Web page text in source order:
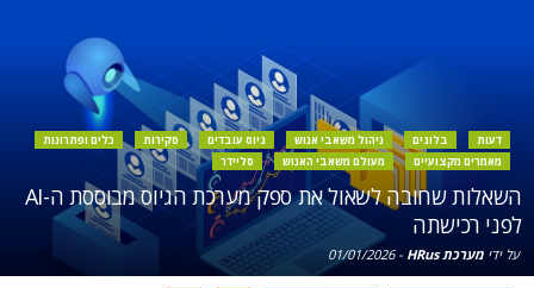
דעות בלוגים ניהול משאבי אנוש גיוס עובדים סקירות
כלים ופתרונות
מאמרים מקצועיים
מעולם משאבי האנוש סליידר
השאלות שחובה לשאול את ספק מערכת הגיוס מבוססת ה-AI
לפני רכישתה
על ידי מערכת HRus -
01/01/2026